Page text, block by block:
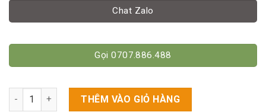
Chat Zalo
Gọi 0707.886.488
Khung Càng Xe Nâng Tay số lượng
THÊM VÀO GIỎ HÀNG